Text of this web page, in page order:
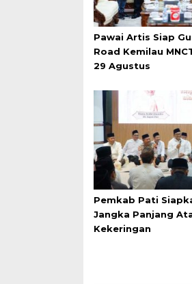
Pawai Artis Siap
Road Kemilau
29 Agustus
Pemkab Pati
Jangka Panjang
Kekeringan